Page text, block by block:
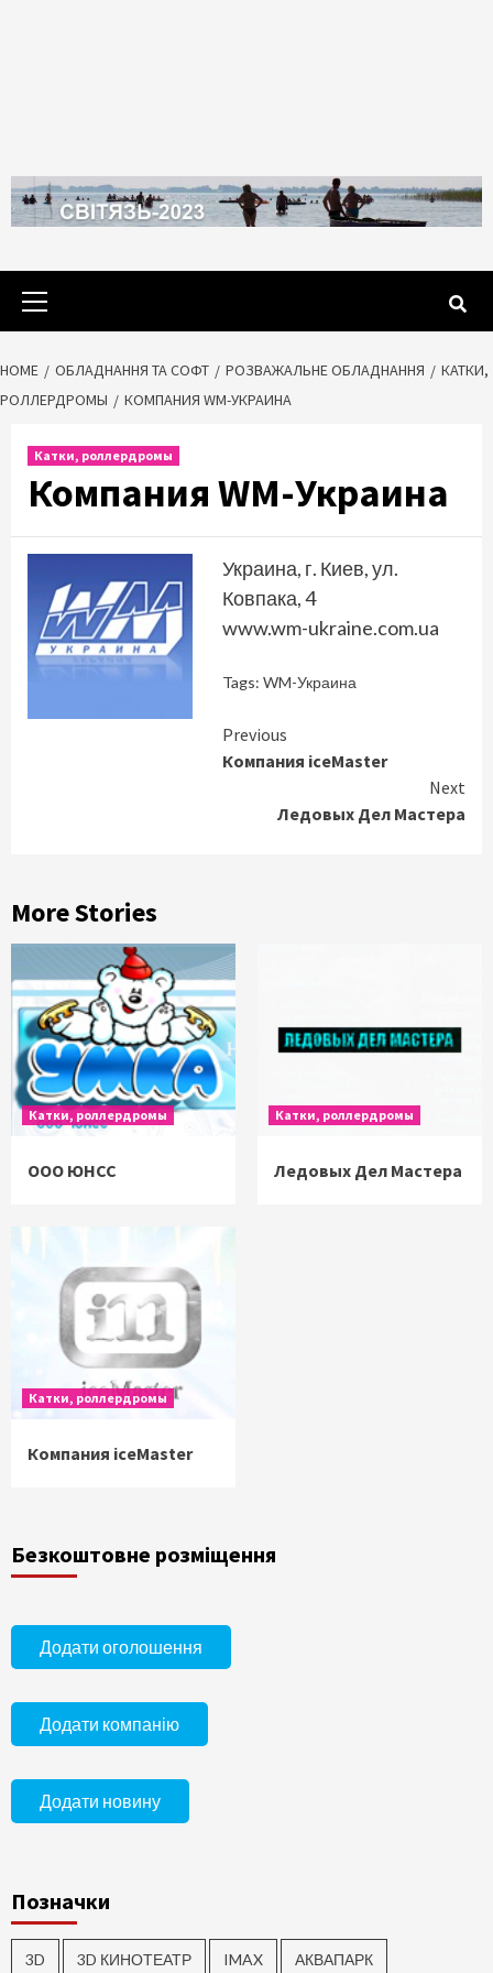
Primary
HOME ОБЛАДНАННЯ ТА СОФТ РОЗВАЖАЛЬНЕ ОБЛАДНАННЯ
КАТКИ,
РОЛЛЕРДРОМЫ
КОМПАНИЯ WM-УКРАИНА
Катки, роллердромы
Компания WM-Украина
Украина, г. Киев, ул.
Ковпака, 4
www.wm-ukraine.com.ua
Tags: WM-Украина
Continue
Reading
Previous
Компания iceMaster
Next
Ледовых Дел Мастера
More Stories
Катки, роллердромы
ООО ЮНСС
Катки, роллердромы
Ледовых Дел Мастера
Катки, роллердромы
Компания iceMaster
Безкоштовне розміщення
Додати оголошення
Додати компанію
Додати новину
Позначки
3D 3D КИНОТЕАТР IMAX АКВАПАРК